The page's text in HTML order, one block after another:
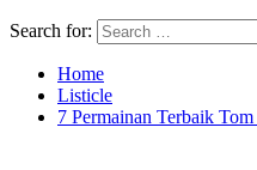
Search for:
Home
Listicle
7 Permainan Terbaik